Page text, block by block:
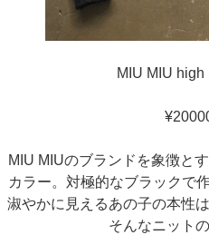
MIU MIU
MIU MIUのブランドを象徴と
カラー。対極的なブラックで
淑やかに見えるあの子の本性
そんなニット